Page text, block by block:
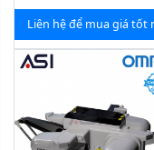
Liên hệ để mua giá tốt